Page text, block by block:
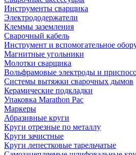
Инструменты сварщика
Электрододержатели
Клеммы заземления
Сварочный кабель
Инструмент и вспомогательное
Магнитные угольники
Молотки сварщика
Вольфрамовые электроды и
Системы вытяжки сварочных дымов
Керамические подкладки
Упаковка Marathon Pac
Маркеры
Абразивные круги
Круги отрезные по металлу
Круги зачистные
Круги лепестковые тарельчатые